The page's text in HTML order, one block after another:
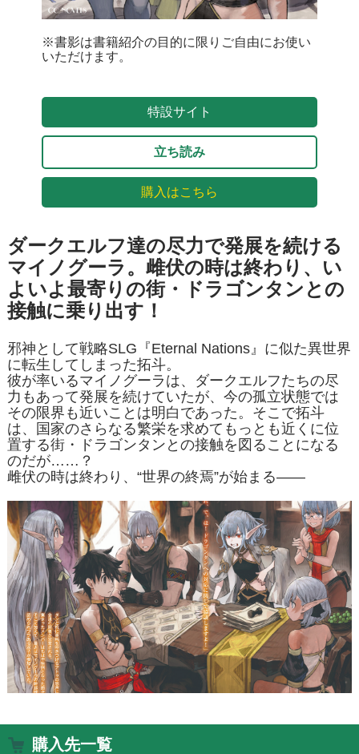
ダークエルフ達の尽力で発展を続ける
マイノグーラ。雌伏の時は終わり、い
よいよ最寄りの街・ドラゴンタンとの
接触に乗り出す！
邪神として戦略SLG『Eternal Nations』に似た異世界
に転生してしまった拓斗。
彼が率いるマイノグーラは、ダークエルフたちの尽
力もあって発展を続けていたが、今の孤立状態では
その限界も近いことは明白であった。そこで拓斗
は、国家のさらなる繁栄を求めてもっとも近くに位
置する街・ドラゴンタンとの接触を図ることになる
のだが……？
雌伏の時は終わり、“世界の終焉”が始まる――
※書影は書籍紹介の目的に限りご自由にお使い
いただけます。
特設サイト
立ち読み
購入はこちら
購入先一覧